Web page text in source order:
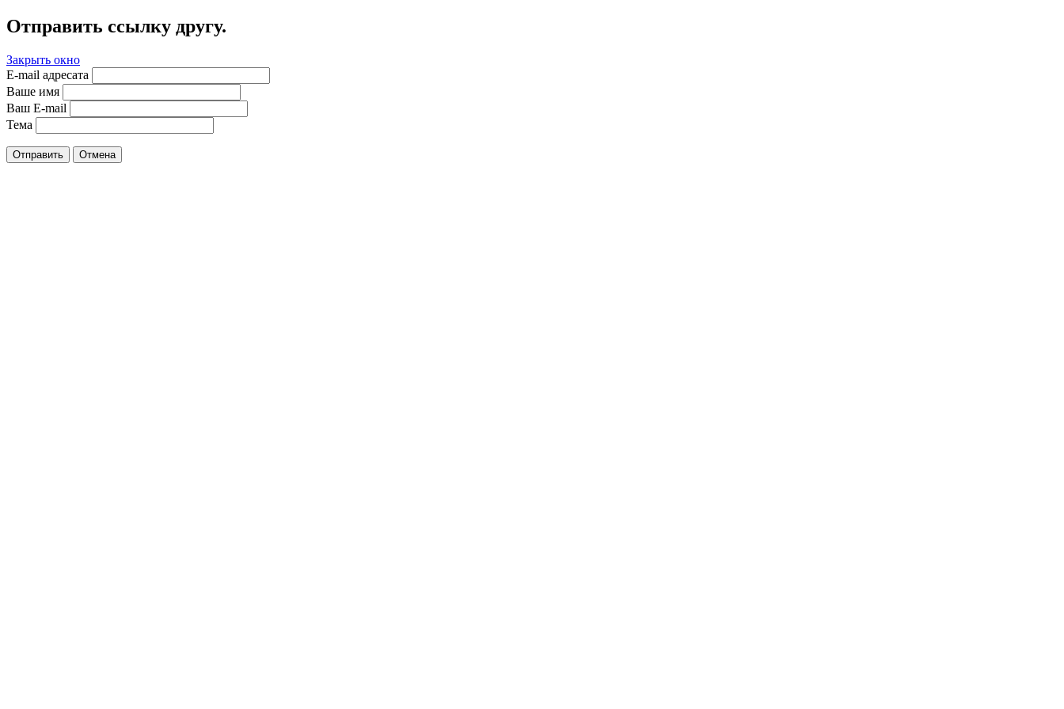
Отправить ссылку другу.
Закрыть окно
E-mail адресата
Ваше имя
Ваш E-mail
Тема
Отправить Отмена